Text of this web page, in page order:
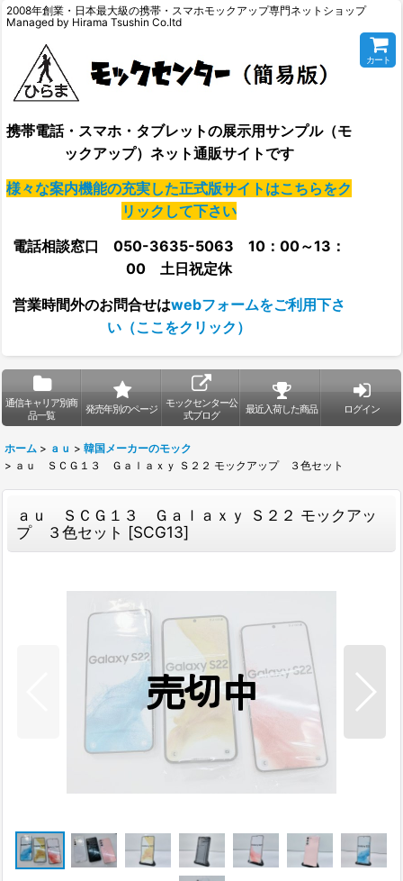
2008年創業・日本最大級の携帯・スマホモックアップ専門ネットショップ
Managed by Hirama Tsushin Co.ltd
携帯電話・スマホ・タブレットの展示用サンプル（モ
ックアップ）ネット通販サイトです
様々な案内機能の充実した正式版サイトはこちらをク
リックして下さい
電話相談窓口 050-3635-5063 10：00～13：
00 土日祝定休
営業時間外のお問合せはwebフォームをご利用下さ
い（ここをクリック）
カート
通信キャリア別商
品一覧
発売年別のページ
モックセンター公
式ブログ
最近入荷した商品 ログイン
ホーム > ａｕ > 韓国メーカーのモック
> ａｕ ＳＣＧ１３ Ｇａｌａｘｙ Ｓ２２ モックアップ ３色セット
ａｕ ＳＣＧ１３ Ｇａｌａｘｙ Ｓ２２ モックアッ
プ ３色セット [SCG13]